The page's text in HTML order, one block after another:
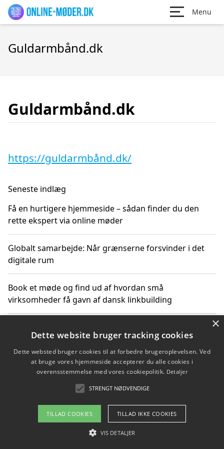
Menu
Guldarmbånd.dk
Guldarmbånd.dk
https://guldarmbånd.dk/
Seneste indlæg
Få en hurtigere hjemmeside – sådan finder du den
rette ekspert via online møder
Globalt samarbejde: Når grænserne forsvinder i det
digitale rum
Book et møde og find ud af hvordan små
virksomheder få gavn af dansk linkbuilding
får du indgår et samarbejde
Hold et møde med en WordPress ekspert og vælg den
mest professionelle til at vedligeholde din løsning
Copyright 2026 - Pilanto Aps
Om / kontakt
×
Dette website bruger tracking cookies
Dette websted bruger cookies til at forbedre brugeroplevelsen. Ved
at bruge vores hjemmeside accepterer du alle cookies i
overensstemmelse med vores cookiepolitik. Detaljer
STRENGT NØDVENDIGE
TILLAD COOKIES TILLAD IKKE COOKIES
VIS DETALJER